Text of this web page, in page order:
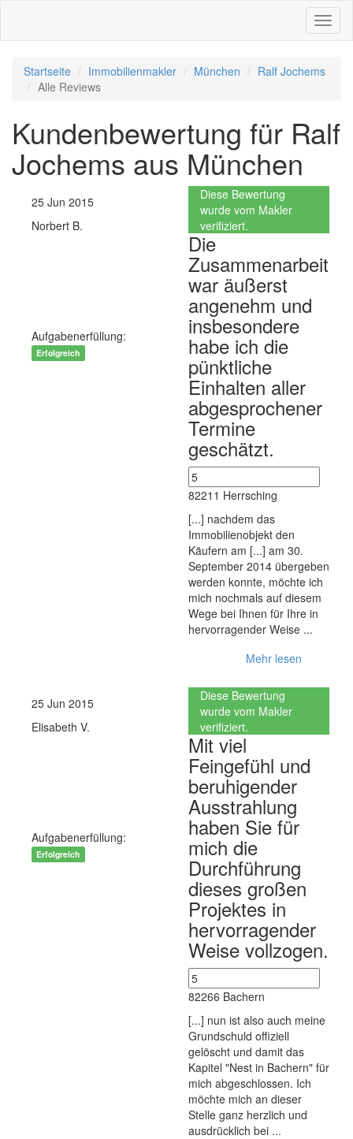
Startseite Immobilienmakler München
Ralf Jochems
Alle Reviews
Kundenbewertung für Ralf
Jochems aus München
25 Jun 2015
Norbert B.
Aufgabenerfüllung:
Erfolgreich
Diese Bewertung
wurde vom Makler
verifiziert.
Die
Zusammenarbeit
war äußerst
angenehm und
insbesondere
habe ich die
pünktliche
Einhalten aller
abgesprochener
Termine
geschätzt.
82211 Herrsching
[...] nachdem das
Immobilienobjekt den
Käufern am [...] am 30.
September 2014 übergeben
werden konnte, möchte ich
mich nochmals auf diesem
Wege bei Ihnen für Ihre in
hervorragender Weise ...
Mehr lesen
25 Jun 2015
Elisabeth V.
Aufgabenerfüllung:
Erfolgreich
Diese Bewertung
wurde vom Makler
verifiziert.
Mit viel
Feingefühl und
beruhigender
Ausstrahlung
haben Sie für
mich die
Durchführung
dieses großen
Projektes in
hervorragender
Weise vollzogen.
82266 Bachern
[...] nun ist also auch meine
Grundschuld offiziell
gelöscht und damit das
Kapitel "Nest in Bachern" für
mich abgeschlossen. Ich
möchte mich an dieser
Stelle ganz herzlich und
ausdrücklich bei ...